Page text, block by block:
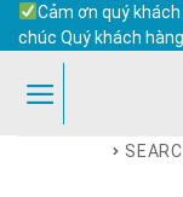
Skip
content
Cảm ơn quý
chúc Quý khách